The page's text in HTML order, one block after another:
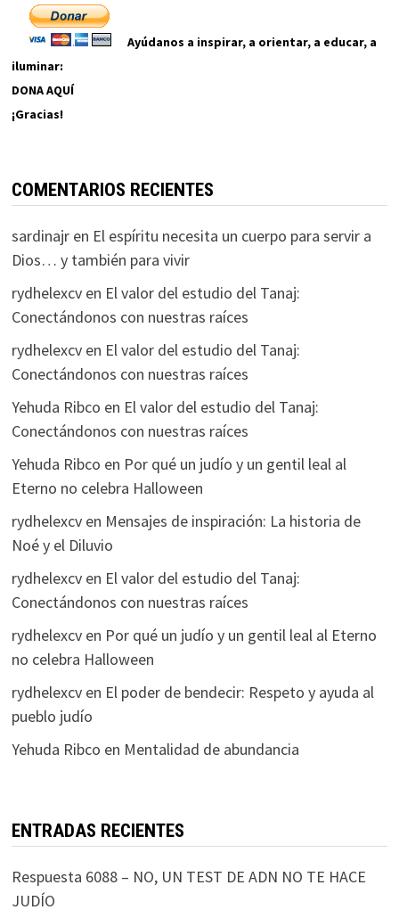
Ayúdanos a inspirar, a orientar, a educar, a
iluminar:
DONA AQUÍ
¡Gracias!
COMENTARIOS RECIENTES
sardinajren El espíritu necesita un cuerpo para servir a
Dios… y también para vivir
rydhelexcven El valor del estudio del Tanaj:
Conectándonos con nuestras raíces
rydhelexcven El valor del estudio del Tanaj:
Conectándonos con nuestras raíces
Yehuda Ribco en El valor del estudio del Tanaj:
Conectándonos con nuestras raíces
Yehuda Ribco en Por qué un judío y un gentil leal al
Eterno no celebra Halloween
rydhelexcven Mensajes de inspiración: La historia de
Noé y el Diluvio
rydhelexcven El valor del estudio del Tanaj:
Conectándonos con nuestras raíces
rydhelexcven Por qué un judío y un gentil leal al Eterno
no celebra Halloween
rydhelexcven El poder de bendecir: Respeto y ayuda al
pueblo judío
Yehuda Ribco en Mentalidad de abundancia
ENTRADAS RECIENTES
Respuesta 6088 – NO, UN TEST DE ADN NO TE HACE
JUDÍO